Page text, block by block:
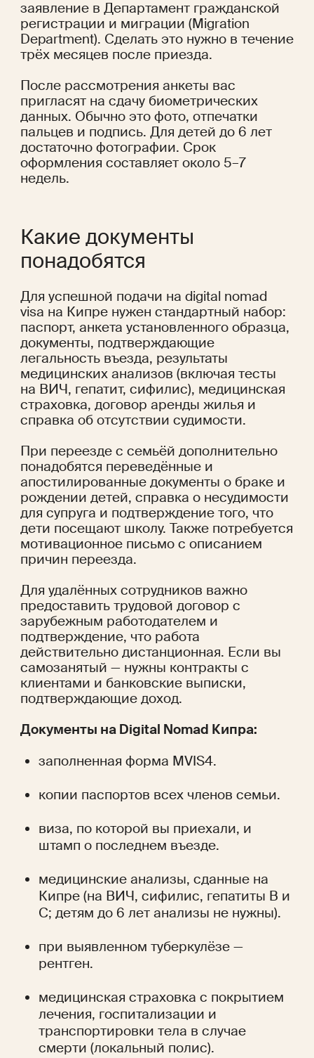
заявление в Департамент гражданской
регистрации и миграции (Migration
Department). Сделать это нужно в течение
трёх месяцев после приезда.
После рассмотрения анкеты вас
пригласят на сдачу биометрических
данных. Обычно это фото, отпечатки
пальцев и подпись. Для детей до 6 лет
достаточно фотографии. Срок
оформления составляет около 5–7
недель.
Какие документы
понадобятся
Для успешной подачи на digital nomad
visa на Кипре нужен стандартный набор:
паспорт, анкета установленного образца,
документы, подтверждающие
легальность въезда, результаты
медицинских анализов (включая тесты
на ВИЧ, гепатит, сифилис), медицинская
страховка, договор аренды жилья и
справка об отсутствии судимости.
При переезде с семьёй дополнительно
понадобятся переведённые и
апостилированные документы о браке и
рождении детей, справка о несудимости
для супруга и подтверждение того, что
дети посещают школу. Также потребуется
мотивационное письмо с описанием
причин переезда.
Для удалённых сотрудников важно
предоставить трудовой договор с
зарубежным работодателем и
подтверждение, что работа
действительно дистанционная. Если вы
самозанятый — нужны контракты с
клиентами и банковские выписки,
подтверждающие доход.
Документы на Digital Nomad Кипра:
заполненная форма MVIS4.
копии паспортов всех членов семьи.
виза, по которой вы приехали, и
штамп о последнем въезде.
медицинские анализы, сданные на
Кипре (на ВИЧ, сифилис, гепатиты B и
C; детям до 6 лет анализы не нужны).
при выявленном туберкулёзе —
рентген.
медицинская страховка с покрытием
лечения, госпитализации и
транспортировки тела в случае
смерти (локальный полис).